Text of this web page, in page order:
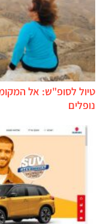
טיול לסופ"ש: אל
נופלים